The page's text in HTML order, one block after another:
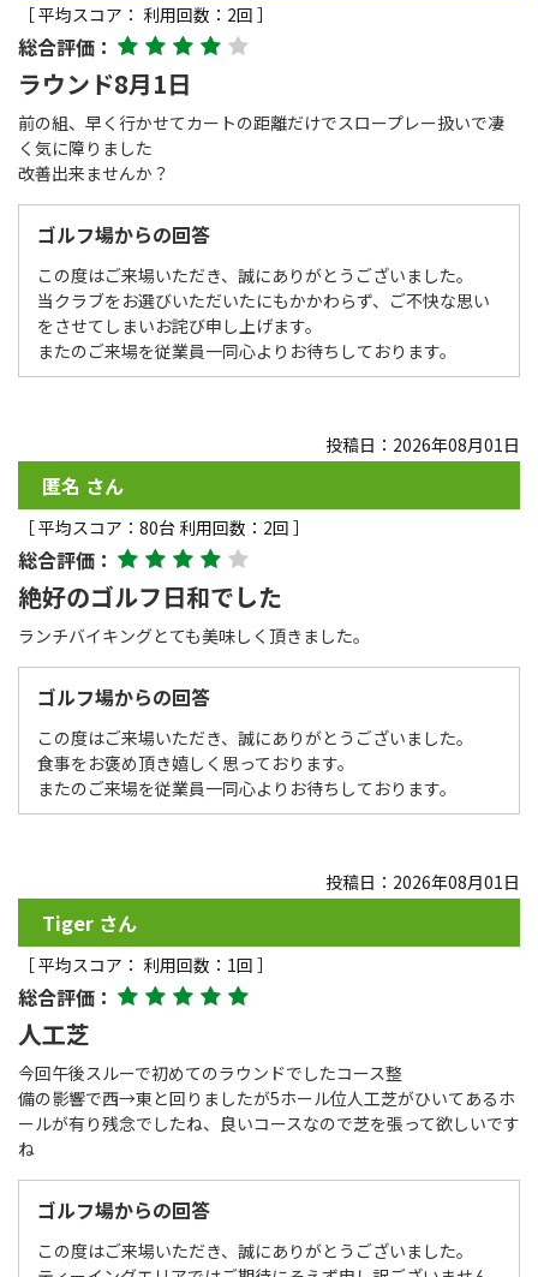
［ 平均スコア： 利用回数：2回 ］
総合評価：
ラウンド8月1日
前の組、早く行かせてカートの距離だけでスロープレー扱いで凄
く気に障りました
改善出来ませんか？
ゴルフ場からの回答
この度はご来場いただき、誠にありがとうございました。
当クラブをお選びいただいたにもかかわらず、ご不快な思い
をさせてしまいお詫び申し上げます。
またのご来場を従業員一同心よりお待ちしております。
匿名 さん
［ 平均スコア：80台 利用回数：2回 ］
投稿日：2026年08月01日
総合評価：
絶好のゴルフ日和でした
ランチバイキングとても美味しく頂きました。
ゴルフ場からの回答
この度はご来場いただき、誠にありがとうございました。
食事をお褒め頂き嬉しく思っております。
またのご来場を従業員一同心よりお待ちしております。
Tiger さん
［ 平均スコア： 利用回数：1回 ］
投稿日：2026年08月01日
総合評価：
人工芝
今回午後スルーで初めてのラウンドでしたコース整
備の影響で西→東と回りましたが5ホール位人工芝がひいてあるホ
ールが有り残念でしたね、良いコースなので芝を張って欲しいです
ね
ゴルフ場からの回答
この度はご来場いただき、誠にありがとうございました。